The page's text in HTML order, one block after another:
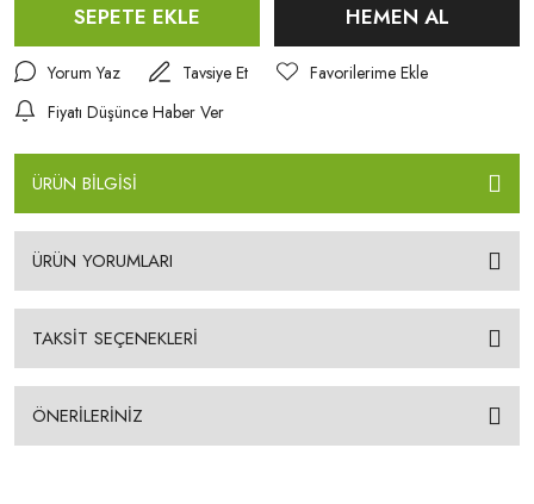
SEPETE EKLE HEMEN AL
Yorum Yaz
Tavsiye Et
Fiyatı Düşünce Haber Ver
ÜRÜN BİLGİSİ
ÜRÜN YORUMLARI
TAKSİT SEÇENEKLERİ
ÖNERİLERİNİZ